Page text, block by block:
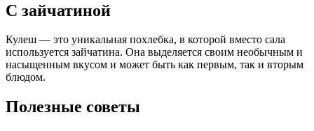
С зайчатиной
Кулеш — это уникальная похлебка, в которой вместо сала
используется зайчатина. Она выделяется своим необычным и
насыщенным вкусом и может быть как первым, так и вторым
блюдом.
Полезные советы